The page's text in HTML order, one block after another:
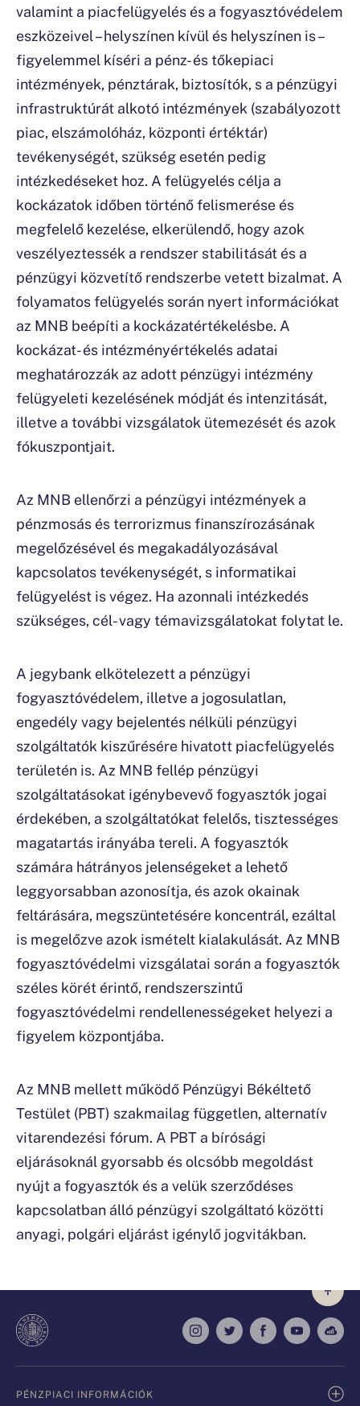
valamint a piacfelügyelés és a fogyasztóvédelem
eszközeivel – helyszínen kívül és helyszínen is –
figyelemmel kíséri a pénz- és tőkepiaci
intézmények, pénztárak, biztosítók, s a pénzügyi
infrastruktúrát alkotó intézmények (szabályozott
piac, elszámolóház, központi értéktár)
tevékenységét, szükség esetén pedig
intézkedéseket hoz. A felügyelés célja a
kockázatok időben történő felismerése és
megfelelő kezelése, elkerülendő, hogy azok
veszélyeztessék a rendszer stabilitását és a
pénzügyi közvetítő rendszerbe vetett bizalmat. A
folyamatos felügyelés során nyert információkat
az MNB beépíti a kockázatértékelésbe. A
kockázat- és intézményértékelés adatai
meghatározzák az adott pénzügyi intézmény
felügyeleti kezelésének módját és intenzitását,
illetve a további vizsgálatok ütemezését és azok
fókuszpontjait.
Az MNB ellenőrzi a pénzügyi intézmények a
pénzmosás és terrorizmus finanszírozásának
megelőzésével és megakadályozásával
kapcsolatos tevékenységét, s informatikai
felügyelést is végez. Ha azonnali intézkedés
szükséges, cél- vagy témavizsgálatokat folytat le.
A jegybank elkötelezett a pénzügyi
fogyasztóvédelem, illetve a jogosulatlan,
engedély vagy bejelentés nélküli pénzügyi
szolgáltatók kiszűrésére hivatott piacfelügyelés
területén is. Az MNB fellép pénzügyi
szolgáltatásokat igénybevevő fogyasztók jogai
érdekében, a szolgáltatókat felelős, tisztességes
magatartás irányába tereli. A fogyasztók
számára hátrányos jelenségeket a lehető
leggyorsabban azonosítja, és azok okainak
feltárására, megszüntetésére koncentrál, ezáltal
is megelőzve azok ismételt kialakulását. Az MNB
fogyasztóvédelmi vizsgálatai során a fogyasztók
széles körét érintő, rendszerszintű
fogyasztóvédelmi rendellenességeket helyezi a
figyelem központjába.
Az MNB mellett működő Pénzügyi Békéltető
Testület (PBT) szakmailag független, alternatív
vitarendezési fórum. A PBT a bírósági
eljárásoknál gyorsabb és olcsóbb megoldást
nyújt a fogyasztók és a velük szerződéses
kapcsolatban álló pénzügyi szolgáltató közötti
anyagi, polgári eljárást igénylő jogvitákban.
PÉNZPIACI INFORMÁCIÓK